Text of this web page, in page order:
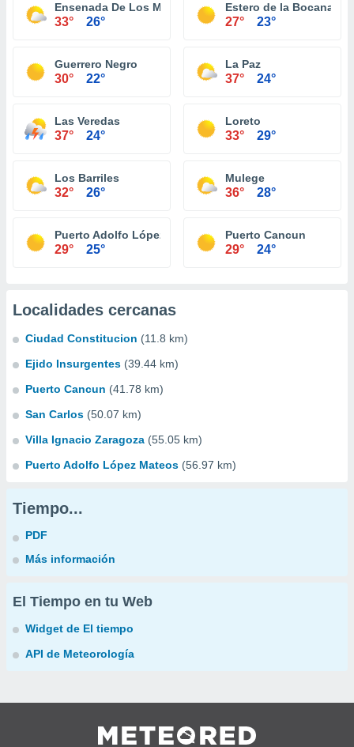
Ensenada De Los Muertos
33° 26°
Estero de la Bocana
27° 23°
Guerrero Negro
30° 22°
La Paz
37° 24°
Las Veredas
37° 24°
Loreto
33° 29°
Los Barriles
32° 26°
Mulege
36° 28°
Puerto Adolfo López Mateos
29° 25°
Puerto Cancun
29° 24°
Localidades cercanas
Ciudad Constitucion (11.8 km)
Ejido Insurgentes (39.44 km)
Puerto Cancun (41.78 km)
San Carlos (50.07 km)
Villa Ignacio Zaragoza (55.05 km)
Puerto Adolfo López Mateos (56.97 km)
Tiempo...
PDF
Más información
El Tiempo en tu Web
Widget de El tiempo
API de Meteorología